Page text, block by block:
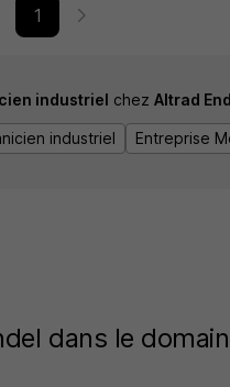
1
industriel chez Altrad
industriel Entreprise
dans le